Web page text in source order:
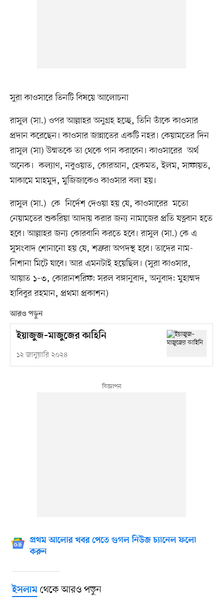
সুরা কাওসারে তিনটি বিষয়ে আলোচনা
রাসুল (সা.) ওপর আল্লাহর অনুগ্রহ হচ্ছে, তিনি তাঁকে কাওসার
প্রদান করেছেন। কাওসার জান্নাতের একটি নহর। কেয়ামতের দিন
রাসুল (সা) উম্মতকে তা থেকে পান করাবেন। কাওসারের অর্থ
অনেক। কল্যাণ, নবুওয়াত, কোরআন, হেকমত, ইলম, সাফায়ত,
মাকামে মাহমুদ, মুজিজাকেও কাওসার বলা হয়।
রাসুল (সা.) কে নির্দেশ দেওয়া হয় যে, কাওসারের মতো
নেয়ামতের শুকরিয়া আদায় করার জন্য নামাজের প্রতি যত্নবান হতে
হবে। আল্লাহর জন্য কোরবানি করতে হবে। রাসুল (সা.) কে এ
সুসংবাদ শোনানো হয় যে, শত্রুরা অপদস্থ হবে। তাদের নাম-
নিশানা মিটে যাবে। আর এমনটাই হয়েছিল। (সুরা কাওসার,
আয়াত ১–৩, কোরানশরিফ: সরল বঙ্গানুবাদ, অনুবাদ: মুহাম্মদ
হাবিবুর রহমান, প্রথমা প্রকাশন)
আরও পড়ুন
ইয়াজুজ–মাজুজের কাহিনি
১২ জানুয়ারি ২০২৪
প্রথম আলোর খবর পেতে গুগল নিউজ চ্যানেল ফলো
করুন
ইসলামথেকে আরও পড়ুন